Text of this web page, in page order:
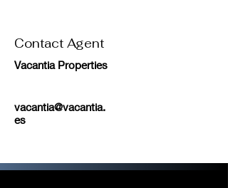
Contact Agent
Vacantia Properties
vacantia@vacantia.
es